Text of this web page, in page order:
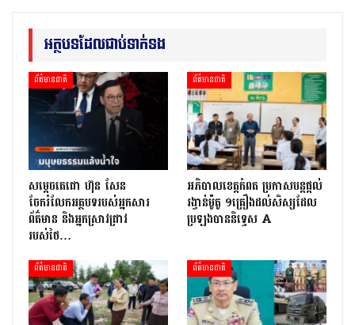
អត្ថបទដែលជាប់ទាក់ទង
ព័ត៌មានជាតិ
សម្តេចតេជោ ហ៊ុន សែន
ចែករំលែកអត្ថបទរបស់អ្នកសារ
ព័ត៌មាន និងអ្នកស្រាវជ្រាវ
របស់ថៃ…
ព័ត៌មានជាតិ
អភិបាលខេត្តកំពត ប្រកាសបន្តផ្តល់
រង្វាន់ម៉ូតូ ១គ្រឿងដល់សិស្សដែល
ប្រឡងបាននិទ្ទេស A
ព័ត៌មានជាតិ ព័ត៌មានជាតិ